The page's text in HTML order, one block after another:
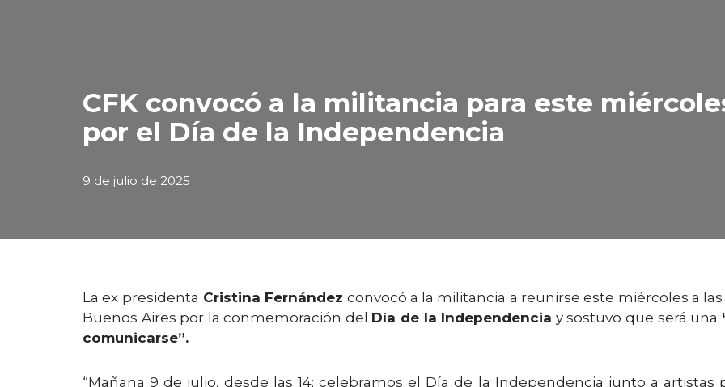
CFK convocó a la militancia para este
por el Día de la Independencia
9 de julio de 2025
La ex presidenta Cristina Fernández convocó a la militancia a reunirse este miércoles a
Buenos Aires por la conmemoración del Día de la Independencia y sostuvo que será una
comunicarse”.
“Mañana 9 de julio, desde las 14; celebramos el Día de la Independencia junto a artistas